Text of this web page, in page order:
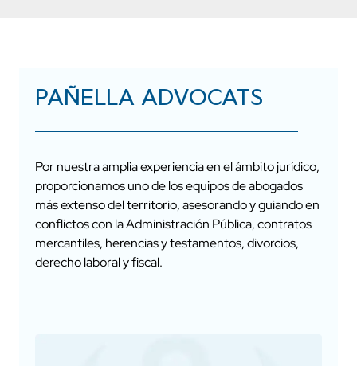
PAÑELLA ADVOCATS
Por nuestra amplia experiencia en el ámbito jurídico,
proporcionamos uno de los equipos de abogados
más extenso del territorio, asesorando y guiando en
conflictos con la Administración Pública, contratos
mercantiles, herencias y testamentos, divorcios,
derecho laboral y fiscal.